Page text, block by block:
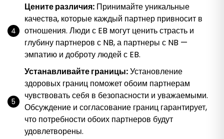
Цените различия: Принимайте уникальные
качества, которые каждый партнер привносит в
отношения. Люди с EB могут ценить страсть и
глубину партнеров с NB, а партнеры с NB —
эмпатию и доброту людей с EB.
Устанавливайте границы:Установление
здоровых границ поможет обоим партнерам
чувствовать себя в безопасности и уважаемыми.
Обсуждение и согласование границ гарантирует,
что потребности обоих партнеров будут
удовлетворены.